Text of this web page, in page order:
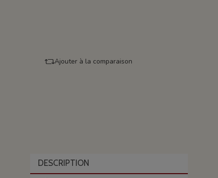
Ajouter à la comparaison
DESCRIPTION